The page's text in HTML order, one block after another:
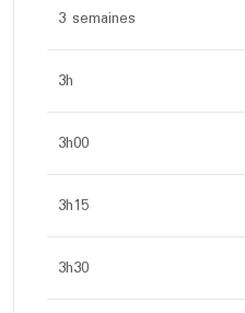
3 semaines
3h
3h00
3h15
3h30